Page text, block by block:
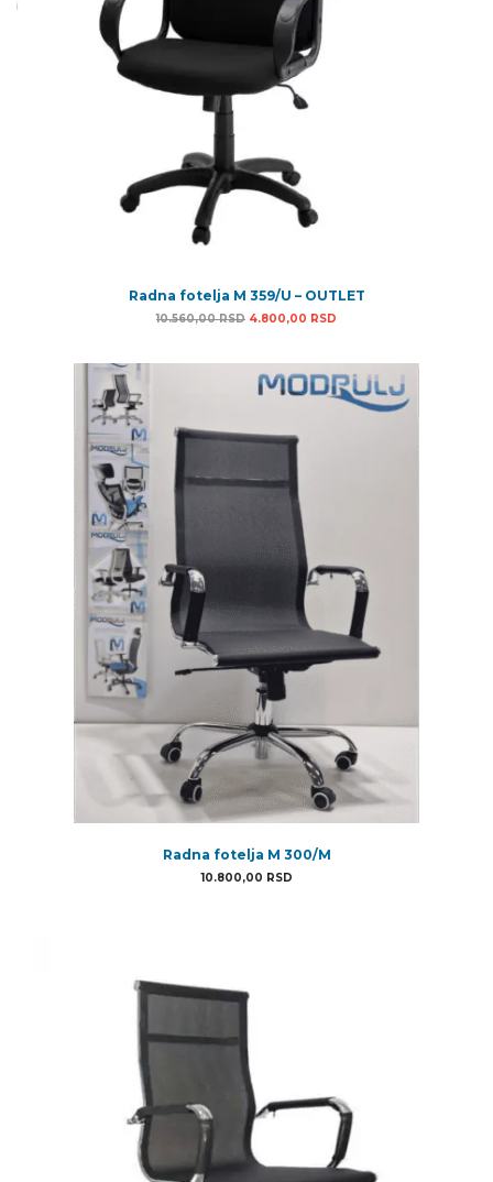
Radna fotelja M 359/U – OUTLET
10.560,00RSD Originalna cena je bila: 10.560,00 RSD.
4.800,00 RSD
Radna fotelja M 300/M
10.800,00 RSD